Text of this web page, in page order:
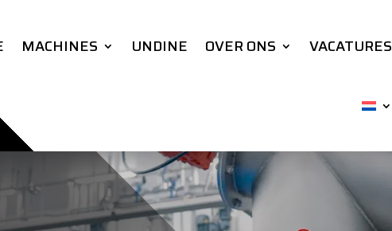
MACHINES UNDINE OVER ONS VACATURES